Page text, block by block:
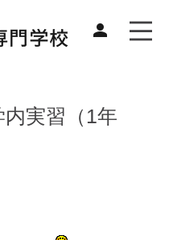
実習（1年